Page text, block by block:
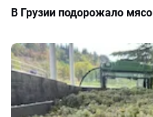
В Грузии подорожало мясо